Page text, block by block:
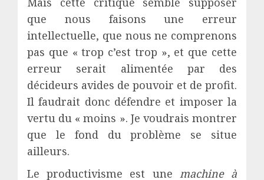
que nous faisons une erreur
intellectuelle, que nous ne comprenons
pas que « trop c’est trop », et que cette
erreur serait alimentée par des
décideurs avides de pouvoir et de profit.
Il faudrait donc défendre et imposer la
vertu du « moins ». Je voudrais montrer
que le fond du problème se situe
ailleurs.
Le productivisme est une machine à